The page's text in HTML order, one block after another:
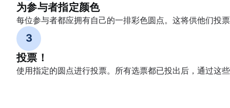
为参与者指定颜色
每位参与者都应拥有自己的一排彩色圆点。这将供他们投
3
投票！
使用指定的圆点进行投票。所有选票都已投出后，通过这